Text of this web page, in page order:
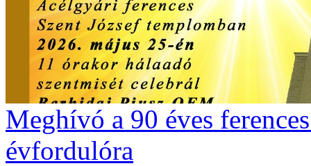
Meghívó a 90 éves
évfordulóra